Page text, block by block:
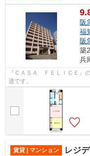
阪
福
阪
築
兵
『ＣＡＳＡ ＦＥＬＩＣＥ』
適です。
賃貸 | マンション レジ